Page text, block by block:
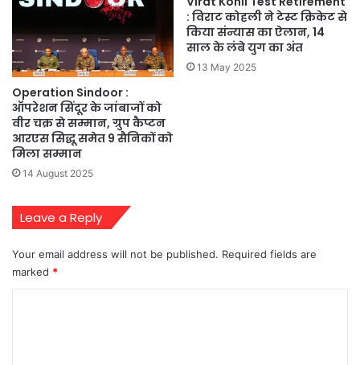
Operation Sindoor :
ऑपरेशन सिंदूर के जांबाजों को
वीर चक्र से सम्मान, ग्रुप कैप्टन
आरएस सिद्धू समेत 9 सैनिकों को
मिला सम्मान
14 August 2025
: विराट कोहली ने टेस्ट क्रिकेट से
किया संन्यास का ऐलान, 14
साल के लंबे युग का अंत
13 May 2025
Leave a Reply
Your email address will not be published. Required fields are
marked *